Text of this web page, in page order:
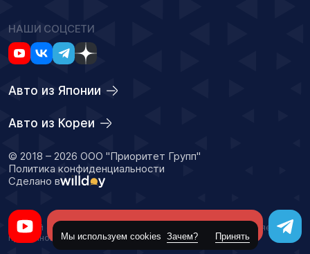
НАШИ СОЦСЕТИ
Авто из Японии
Авто из Кореи
© 2018 – 2026 ООО "Приоритет Групп"
Политика конфиденциальности
Сделано в
Данный сайт носит информационный характер и не является
публичной офертойМы используем cookies Зачем? Принять